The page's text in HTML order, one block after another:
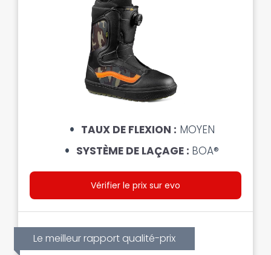
TAUX DE FLEXION : MOYEN
SYSTÈME DE LAÇAGE : BOA®
Vérifier le prix sur evo
Le meilleur rapport qualité-prix